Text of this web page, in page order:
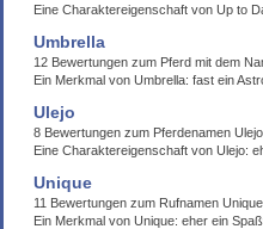
Eine Charaktereigenschaft von Up to
Umbrella
12 Bewertungen zum Pferd mit dem
Ein Merkmal von Umbrella: fast ein
Ulejo
8 Bewertungen zum Pferdenamen Ulejo
Eine Charaktereigenschaft von Ulejo:
Unique
11 Bewertungen zum Rufnamen Unique
Ein Merkmal von Unique: eher ein